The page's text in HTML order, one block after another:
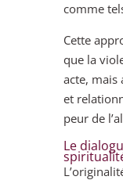
comme
Cette
que la
acte, mais
et
peur de
Le